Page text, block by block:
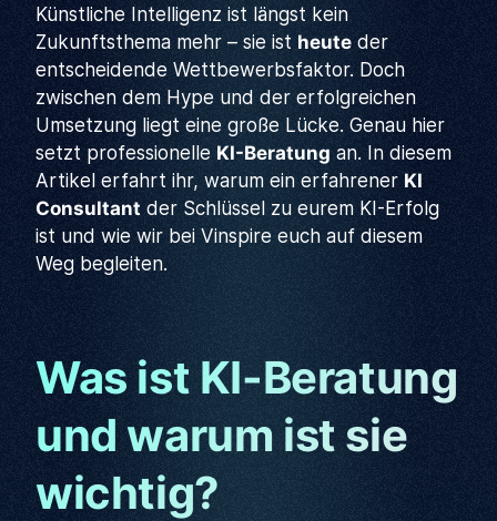
Künstliche Intelligenz ist längst kein
Zukunftsthema mehr – sie ist heute der
entscheidende Wettbewerbsfaktor. Doch
zwischen dem Hype und der erfolgreichen
Umsetzung liegt eine große Lücke. Genau hier
setzt professionelle KI-Beratung an. In diesem
Artikel erfahrt ihr, warum ein erfahrener KI
Consultant der Schlüssel zu eurem KI-Erfolg
ist und wie wir bei Vinspire euch auf diesem
Weg begleiten.
Was ist KI-Beratung
und warum ist sie
wichtig?